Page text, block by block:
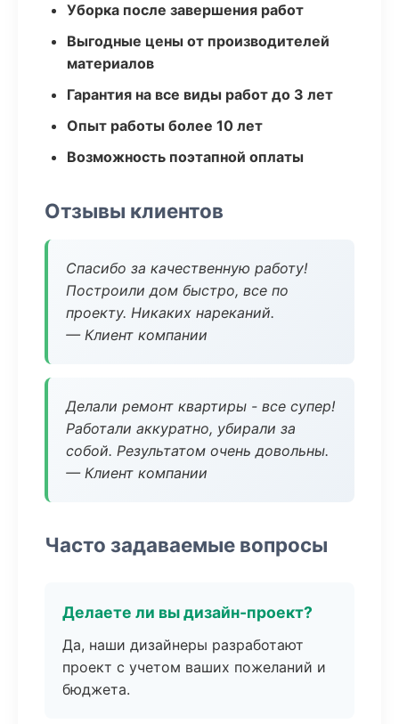
Уборка после завершения работ
Выгодные цены от производителей
материалов
Гарантия на все виды работ до 3 лет
Опыт работы более 10 лет
Возможность поэтапной оплаты
Отзывы клиентов
Спасибо за качественную работу!
Построили дом быстро, все по
проекту. Никаких нареканий.
— Клиент компании
Делали ремонт квартиры - все супер!
Работали аккуратно, убирали за
собой. Результатом очень довольны.
— Клиент компании
Часто задаваемые вопросы
Делаете ли вы дизайн-проект?
Да, наши дизайнеры разработают
проект с учетом ваших пожеланий и
бюджета.